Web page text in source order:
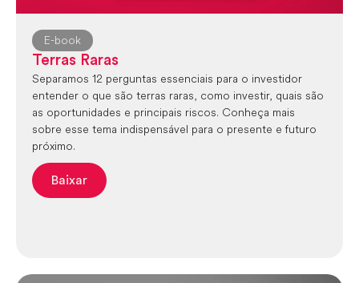
E-book
Terras Raras
Separamos 12 perguntas essenciais para o investidor
entender o que são terras raras, como investir, quais são
as oportunidades e principais riscos. Conheça mais
sobre esse tema indispensável para o presente e futuro
próximo.
Baixar